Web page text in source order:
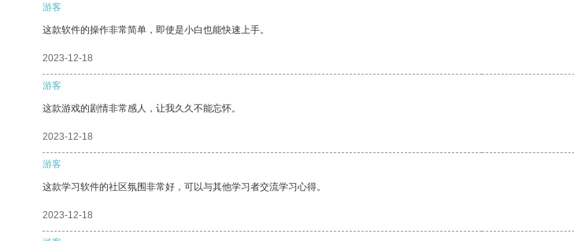
游客
这款软件的操作非常简单，即使是小白也能快速上手。
2023-12-18
游客
这款游戏的剧情非常感人，让我久久不能忘怀。
2023-12-18
游客
这款学习软件的社区氛围非常好，可以与其他学习者交流学习心得。
2023-12-18